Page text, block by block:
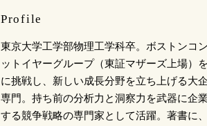
Profile
東京大学工学部物理工学科卒。ボストンコ
ットイヤーグループ（東証マザーズ上場）
に挑戦し、新しい成長分野を立ち上げる大
専門。持ち前の分析力と洞察力を武器に企
する競争戦略の専門家として活躍。著書に